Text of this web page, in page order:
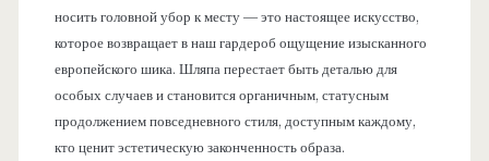
носить головной убор к месту — это настоящее искусство,
которое возвращает в наш гардероб ощущение изысканного
европейского шика. Шляпа перестает быть деталью для
особых случаев и становится органичным, статусным
продолжением повседневного стиля, доступным каждому,
кто ценит эстетическую законченность образа.